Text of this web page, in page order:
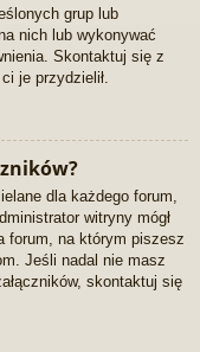
grup lub
nich lub wykonywać
Skontaktuj się z
je przydzielił.
dla każdego forum,
witryny mógł
forum, na którym piszesz
Jeśli nadal nie masz
skontaktuj się